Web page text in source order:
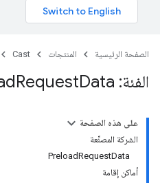
الصفحة الرئيسية المنتجات Cast
الفئة: Preload RequestData
على هذه الصفحة
الشركة المصنِّعة
PreloadRequestData
أماكن إقامة